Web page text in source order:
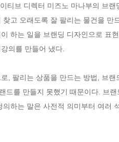
티브 디렉터 미즈노 마나부의 브
고 오래도록 잘 팔리는 물건을
하는 일을 브랜딩 디자인으로 표
의를 만들어 냈다.
, 팔리는 상품을 만드는 방법, 브
드를 만들지 못했기 때문이다. 브
하는 말은 사전적 의미부터 여러